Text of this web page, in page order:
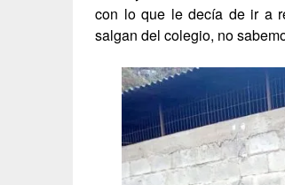
con lo que le decía de ir a
salgan del colegio, no